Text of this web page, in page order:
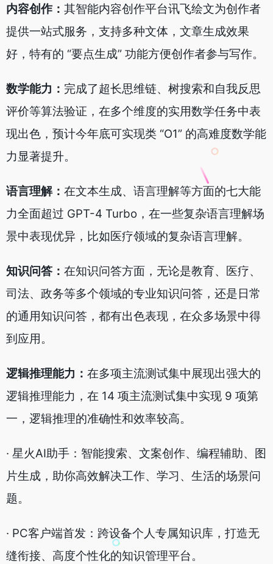
内容创作： 其智能内容创作平台讯飞绘文为创作者
提供一站式服务，支持多种文体，文章生成效果
好，特有的 “要点生成” 功能方便创作者参与写作。
数学能力： 完成了超长思维链、树搜索和自我反思
评价等算法验证，在多个维度的实用数学任务中表
现出色，预计今年底可实现类 “O1” 的高难度数学能
力显著提升。
语言理解： 在文本生成、语言理解等方面的七大能
力全面超过 GPT-4 Turbo，在一些复杂语言理解场
景中表现优异，比如医疗领域的复杂语言理解。
知识问答： 在知识问答方面，无论是教育、医疗、
司法、政务等多个领域的专业知识问答，还是日常
的通用知识问答，都有出色表现，在众多场景中得
到应用。
逻辑推理能力： 在多项主流测试集中展现出强大的
逻辑推理能力，在 14 项主流测试集中实现 9 项第
一，逻辑推理的准确性和效率较高。
· 星火AI助手：智能搜索、文案创作、编程辅助、图
片生成，助你高效解决工作、学习、生活的场景问
题。
· PC客户端首发：跨设备个人专属知识库，打造无
缝衔接、高度个性化的知识管理平台。